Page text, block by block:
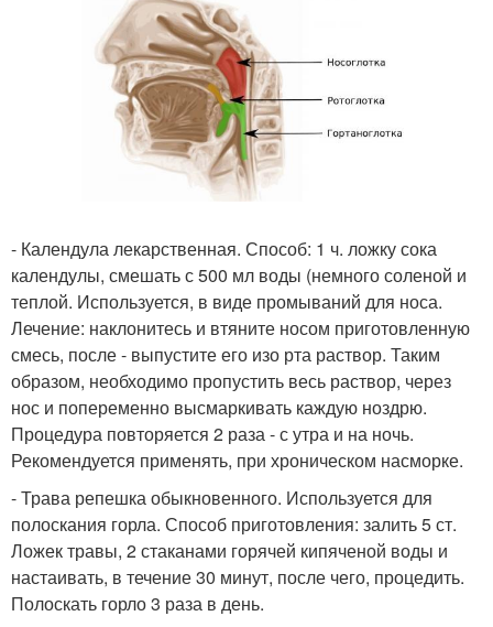
- Календула лекарственная. Способ: 1 ч. ложку сока
календулы, смешать с 500 мл воды (немного соленой и
теплой. Используется, в виде промываний для носа.
Лечение: наклонитесь и втяните носом приготовленную
смесь, после - выпустите его изо рта раствор. Таким
образом, необходимо пропустить весь раствор, через
нос и попеременно высмаркивать каждую ноздрю.
Процедура повторяется 2 раза - с утра и на ночь.
Рекомендуется применять, при хроническом насморке.
- Трава репешка обыкновенного. Используется для
полоскания горла. Способ приготовления: залить 5 ст.
Ложек травы, 2 стаканами горячей кипяченой воды и
настаивать, в течение 30 минут, после чего, процедить.
Полоскать горло 3 раза в день.